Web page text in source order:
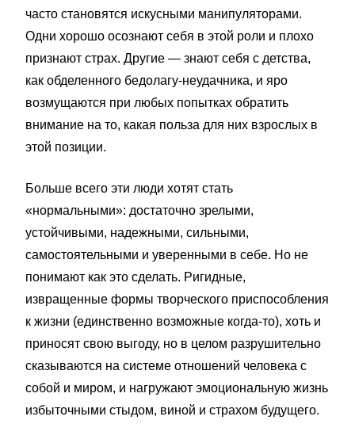
часто становятся искусными манипуляторами.
Одни хорошо осознают себя в этой роли и плохо
признают страх. Другие — знают себя с детства,
как обделенного бедолагу-неудачника, и яро
возмущаются при любых попытках обратить
внимание на то, какая польза для них взрослых в
этой позиции.
Больше всего эти люди хотят стать
«нормальными»: достаточно зрелыми,
устойчивыми, надежными, сильными,
самостоятельными и уверенными в себе. Но не
понимают как это сделать. Ригидные,
извращенные формы творческого приспособления
к жизни (единственно возможные когда-то), хоть и
приносят свою выгоду, но в целом разрушительно
сказываются на системе отношений человека с
собой и миром, и нагружают эмоциональную жизнь
избыточными стыдом, виной и страхом будущего.